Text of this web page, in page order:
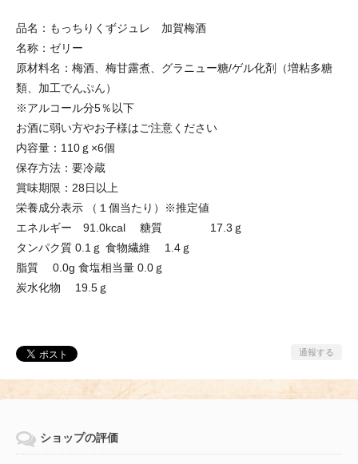
品名：もっちりくずジュレ 加賀梅酒
名称：ゼリー
原材料名：梅酒、梅甘露煮、グラニュー糖/ゲル化剤（増粘多糖
類、加工でんぷん）
※アルコール分5％以下
お酒に弱い方やお子様はご注意ください
内容量：110ｇ×6個
保存方法：要冷蔵
賞味期限：28日以上
栄養成分表示 （１個当たり）※推定値
エネルギー 91.0kcal 糖質 17.3ｇ
タンパク質 0.1ｇ 食物繊維 1.4ｇ
脂質 0.0g 食塩相当量 0.0ｇ
炭水化物 19.5ｇ
通報する
ショップの評価